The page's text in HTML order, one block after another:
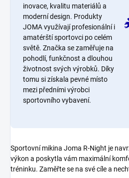
inovace, kvalitu materiálů a
moderní design. Produkty
JOMA využívají profesionální i
amatérští sportovci po celém
světě. Značka se zaměřuje na
pohodlí, funkčnost a dlouhou
životnost svých výrobků. Díky
tomu si získala pevné místo
mezi předními výrobci
sportovního vybavení.
Sportovní mikina Joma R-Night je
výkon a poskytla vám maximální
tréninku. Zaměřte se na své cíle a